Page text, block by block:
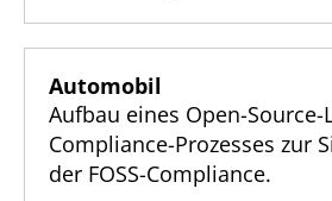
Automobil
Aufbau eines Open-Source-License-
Compliance-Prozesses zur
der FOSS-Compliance.